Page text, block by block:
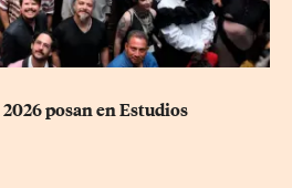
posan en Estudios